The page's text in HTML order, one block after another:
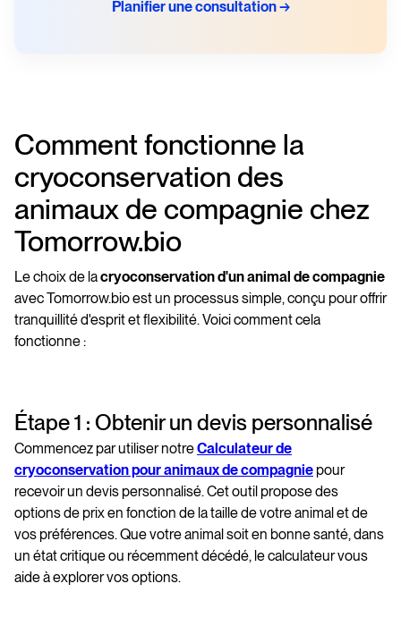
Planifier une consultation →
Comment fonctionne la
cryoconservation des
animaux de compagnie chez
Tomorrow.bio
Le choix de lacryoconservation d'un animal de compagnie
avec Tomorrow.bio est un processus simple, conçu pour offrir
tranquillité d'esprit et flexibilité. Voici comment cela
fonctionne :
Étape 1 : Obtenir un devis personnalisé
Commencez par utiliser notreCalculateur de
cryoconservation pour animaux de compagnie pour
recevoir un devis personnalisé. Cet outil propose des
options de prix en fonction de la taille de votre animal et de
vos préférences. Que votre animal soit en bonne santé, dans
un état critique ou récemment décédé, le calculateur vous
aide à explorer vos options.